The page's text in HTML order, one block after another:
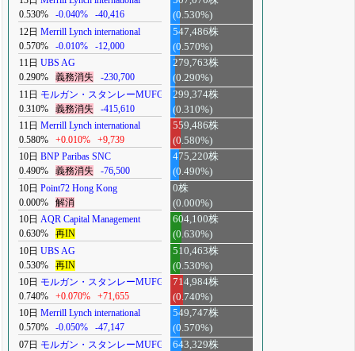
0.530%
-0.040% -40,416
(0.530%)
12日 Merrill Lynch international
0.570%
-0.010% -12,000
547,486株
(0.570%)
11日 UBS AG
0.290%
義務消失 -230,700
279,763株
(0.290%)
11日 モルガン・スタンレーMUFG
0.310%
義務消失 -415,610
299,374株
(0.310%)
11日 Merrill Lynch international
0.580%
+0.010% +9,739
559,486株
(0.580%)
10日 BNP Paribas SNC
0.490%
義務消失 -76,500
475,220株
(0.490%)
10日 Point72 Hong Kong
0.000%
解消
0株
(0.000%)
10日 AQR Capital Management
0.630%
再IN
604,100株
(0.630%)
10日 UBS AG
0.530%
再IN
510,463株
(0.530%)
10日 モルガン・スタンレーMUFG
0.740%
+0.070% +71,655
714,984株
(0.740%)
10日 Merrill Lynch international
0.570%
-0.050% -47,147
549,747株
(0.570%)
07日 モルガン・スタンレーMUFG
643,329株